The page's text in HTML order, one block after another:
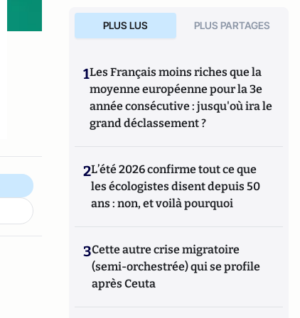
PLUS LUS PLUS PARTAGES
1Les Français moins riches que la
moyenne européenne pour la 3e
année consécutive : jusqu'où ira le
grand déclassement ?
2L’été 2026 confirme tout ce que
les écologistes disent depuis 50
ans : non, et voilà pourquoi
3Cette autre crise migratoire
(semi-orchestrée) qui se profile
après Ceuta